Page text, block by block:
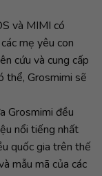
và MIMI có
mẹ yêu con
cứu và cung cấp
thể, Grosmimi sẽ
Grosmimi đều
nổi tiếng nhất
quốc gia trên thế
mẫu mã của các